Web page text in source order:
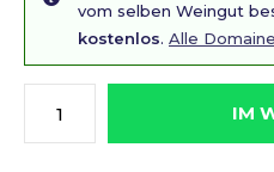
vom selben Weingut
kostenlos. Alle
IM